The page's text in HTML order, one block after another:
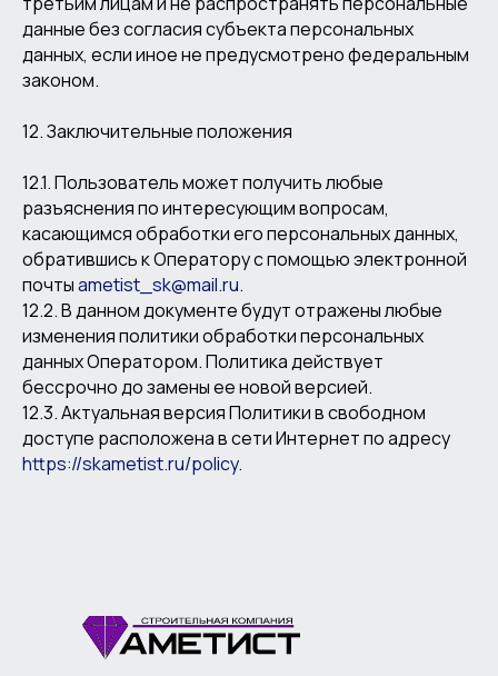
данные без согласия субъекта персональных
данных, если иное не предусмотрено федеральным
законом.
12. Заключительные положения
12.1. Пользователь может получить любые
разъяснения по интересующим вопросам,
касающимся обработки его персональных данных,
обратившись к Оператору с помощью электронной
почтыametist_sk@mail.ru.
12.2. В данном документе будут отражены любые
изменения политики обработки персональных
данных Оператором. Политика действует
бессрочно до замены ее новой версией.
12.3. Актуальная версия Политики в свободном
доступе расположена в сети Интернет по адресу
https://skametist.ru/policy.